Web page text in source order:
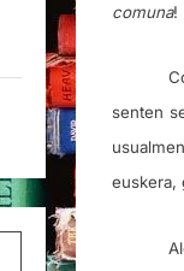
comuna!
senten
euskera,